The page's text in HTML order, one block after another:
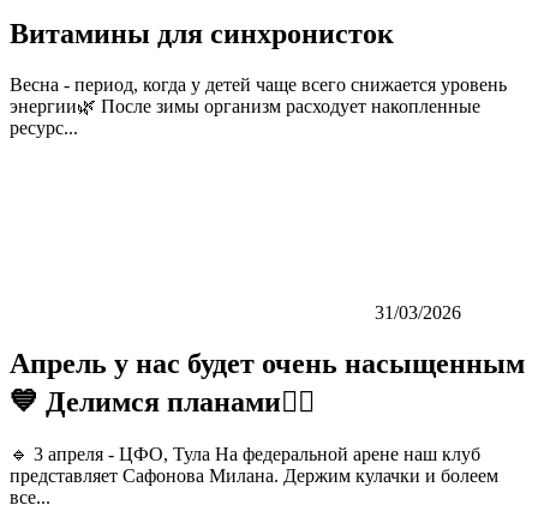
Витамины для синхронисток
Весна - период, когда у детей чаще всего снижается уровень
энергии🌿 После зимы организм расходует накопленные
ресурс...
31/03/2026
Апрель у нас будет очень насыщенным
💙 Делимся планами👇🏼
🔹 3 апреля - ЦФО, Тула На федеральной арене наш клуб
представляет Сафонова Милана. Держим кулачки и болеем
все...